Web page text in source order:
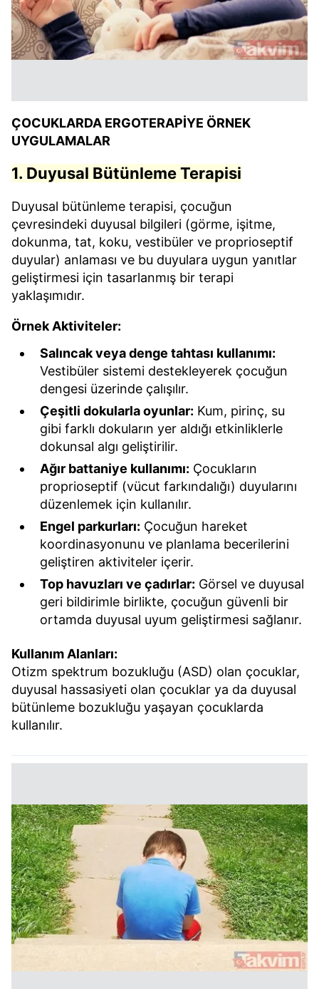
ÇOCUKLARDA ERGOTERAPİYE ÖRNEK
UYGULAMALAR
1. Duyusal Bütünleme Terapisi
Duyusal bütünleme terapisi, çocuğun
çevresindeki duyusal bilgileri (görme, işitme,
dokunma, tat, koku, vestibüler ve proprioseptif
duyular) anlaması ve bu duyulara uygun yanıtlar
geliştirmesi için tasarlanmış bir terapi
yaklaşımıdır.
Örnek Aktiviteler:
Salıncak veya denge tahtası kullanımı:
Vestibüler sistemi destekleyerek çocuğun
dengesi üzerinde çalışılır.
Çeşitli dokularla oyunlar: Kum, pirinç, su
gibi farklı dokuların yer aldığı etkinliklerle
dokunsal algı geliştirilir.
Ağır battaniye kullanımı: Çocukların
proprioseptif (vücut farkındalığı) duyularını
düzenlemek için kullanılır.
Engel parkurları: Çocuğun hareket
koordinasyonunu ve planlama becerilerini
geliştiren aktiviteler içerir.
Top havuzları ve çadırlar: Görsel ve duyusal
geri bildirimle birlikte, çocuğun güvenli bir
ortamda duyusal uyum geliştirmesi sağlanır.
Kullanım Alanları:
Otizm spektrum bozukluğu (ASD) olan çocuklar,
duyusal hassasiyeti olan çocuklar ya da duyusal
bütünleme bozukluğu yaşayan çocuklarda
kullanılır.